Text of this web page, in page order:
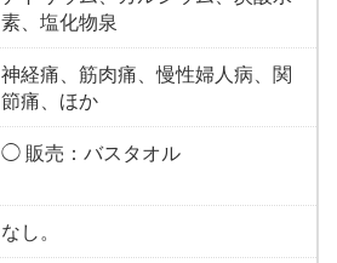
素、塩化物泉
神経痛、筋肉痛、慢性婦人病、関
節痛、ほか
◯ 販売：バスタオル
なし。